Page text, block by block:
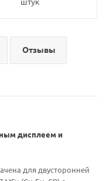
Отзывы
дисплеем и
для двусторонней